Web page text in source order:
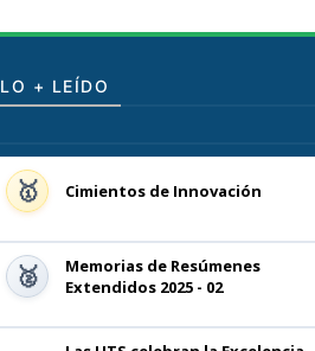
LO + LEÍDO
Cimientos de Innovación
Memorias de Resúmenes
Extendidos 2025 - 02